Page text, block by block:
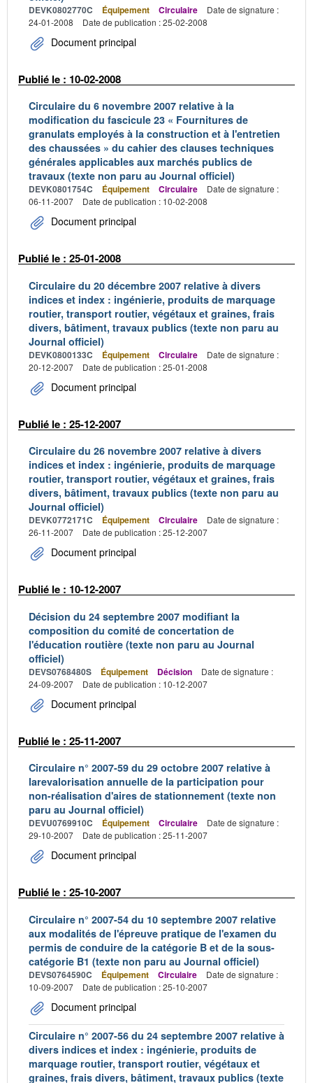
DEVK0802770C Équipement Circulaire
Date de signature :
24-01-2008
Date de publication : 25-02-2008
Document principal
Publié le : 10-02-2008
Circulaire du 6 novembre 2007 relative à la
modification du fascicule 23 « Fournitures de
granulats employés à la construction et à l'entretien
des chaussées » du cahier des clauses techniques
générales applicables aux marchés publics de
travaux (texte non paru au Journal officiel)
DEVK0801754C Équipement Circulaire
Date de signature :
06-11-2007
Date de publication : 10-02-2008
Document principal
Publié le : 25-01-2008
Circulaire du 20 décembre 2007 relative à divers
indices et index : ingénierie, produits de marquage
routier, transport routier, végétaux et graines, frais
divers, bâtiment, travaux publics (texte non paru au
Journal officiel)
DEVK0800133C Équipement Circulaire
Date de signature :
20-12-2007
Date de publication : 25-01-2008
Document principal
Publié le : 25-12-2007
Circulaire du 26 novembre 2007 relative à divers
indices et index : ingénierie, produits de marquage
routier, transport routier, végétaux et graines, frais
divers, bâtiment, travaux publics (texte non paru au
Journal officiel)
DEVK0772171C Équipement Circulaire
Date de signature :
26-11-2007
Date de publication : 25-12-2007
Document principal
Publié le : 10-12-2007
Décision du 24 septembre 2007 modifiant la
composition du comité de concertation de
l'éducation routière (texte non paru au Journal
officiel)
DEVS0768480S Équipement Décision
Date de signature :
24-09-2007
Date de publication : 10-12-2007
Document principal
Publié le : 25-11-2007
Circulaire n° 2007-59 du 29 octobre 2007 relative à
larevalorisation annuelle de la participation pour
non-réalisation d'aires de stationnement (texte non
paru au Journal officiel)
DEVU0769910C Équipement Circulaire
Date de signature :
29-10-2007
Date de publication : 25-11-2007
Document principal
Publié le : 25-10-2007
Circulaire n° 2007-54 du 10 septembre 2007 relative
aux modalités de l'épreuve pratique de l'examen du
permis de conduire de la catégorie B et de la sous-
catégorie B1 (texte non paru au Journal officiel)
DEVS0764590C Équipement Circulaire
Date de signature :
10-09-2007
Date de publication : 25-10-2007
Document principal
Circulaire n° 2007-56 du 24 septembre 2007 relative à
divers indices et index : ingénierie, produits de
marquage routier, transport routier, végétaux et
graines, frais divers, bâtiment, travaux publics (texte